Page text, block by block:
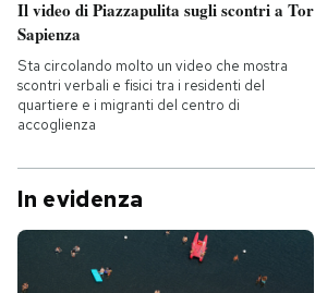
Il video di Piazzapulita sugli scontri a Tor
Sapienza
Sta circolando molto un video che mostra
scontri verbali e fisici tra i residenti del
quartiere e i migranti del centro di
accoglienza
In evidenza